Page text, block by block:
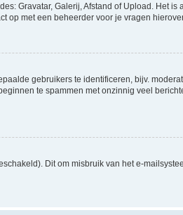
Gravatar, Galerij, Afstand of Upload. Het is
op met een beheerder voor je vragen
gebruikers te identificeren, bijv.
te spammen met onzinnig veel
Dit om misbruik van het e-